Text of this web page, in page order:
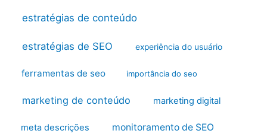
estratégias de conteúdo
estratégias de SEO experiência do usuário
ferramentas de seo importância do seo
marketing de conteúdo marketing digital
meta descrições monitoramento de SEO